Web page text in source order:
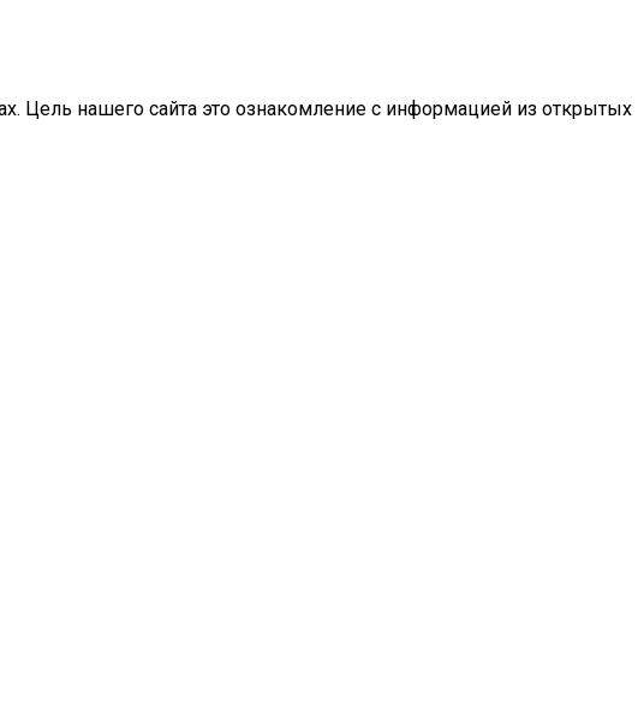
Цель нашего сайта это ознакомление с информацией из открытых